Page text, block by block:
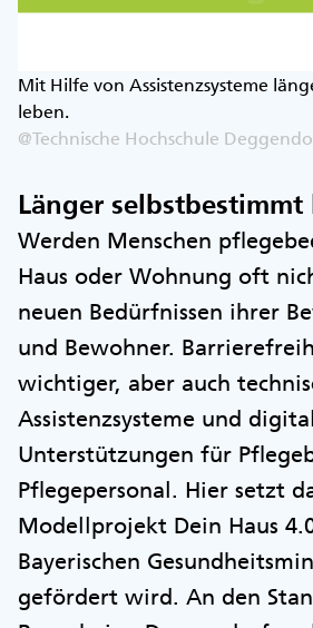
Mit Hilfe von Assistenzsysteme
leben.
@Technische Hochschule
Länger selbstbestimmt
Werden Menschen
Haus oder Wohnung oft
neuen Bedürfnissen ihrer
und Bewohner.
wichtiger, aber auch
Assistenzsysteme und
Unterstützungen für
Pflegepersonal. Hier setzt
Modellprojekt Dein Haus
Bayerischen
gefördert wird. An den